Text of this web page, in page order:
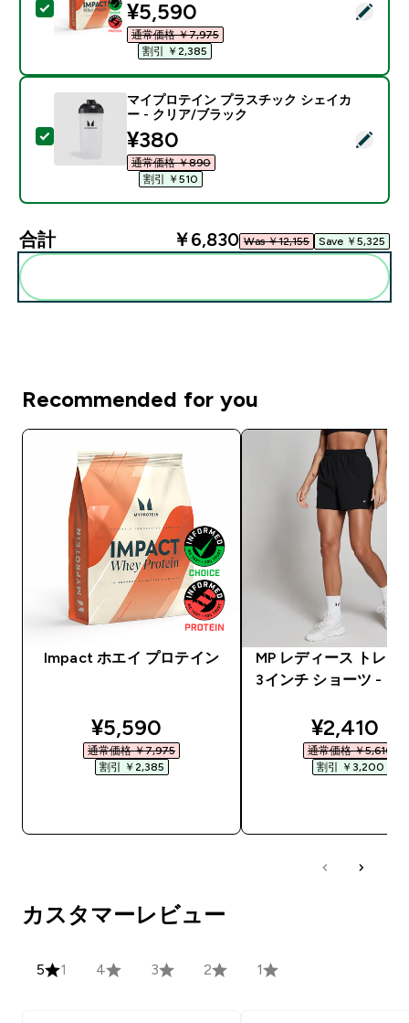
この商品を選択 - Impact ホエイ プロテイン - 1KG -
discounted price
¥5,590‎
通常価格 ￥7,975‎
割引 ￥2,385‎
この商品を選択 - マイプロテイン プラスチック シェ
マイプロテイン プラスチック シェイカ
ー - クリア/ブラック
discounted price
¥380‎
通常価格 ￥890‎
割引 ￥510‎
合計 ￥6,830‎ Was ￥12,155‎ Save ￥5,325‎
Recommended for you
Impact ホエイ プロテイン
discounted price
¥5,590‎
通常価格 ￥7,975‎
割引 ￥2,385‎
MP レディース トレー
3インチ ショーツ - ブ
¥2,410‎
通常価格 ￥5,610‎
割引 ￥3,200‎
カスタマーレビュー
5 1 4 3 2 1